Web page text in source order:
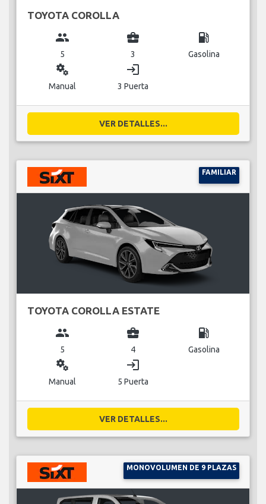
TOYOTA COROLLA
group
5
business_center
3
local_gas_station
Gasolina
miscellaneous_services
Manual
login
3 Puerta
VER DETALLES...
FAMILIAR
TOYOTA COROLLA ESTATE
group
5
business_center
4
local_gas_station
Gasolina
miscellaneous_services
Manual
login
5 Puerta
VER DETALLES...
MONOVOLUMEN DE 9 PLAZAS